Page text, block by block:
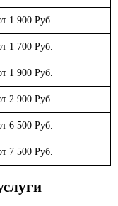
1 900 Руб.
1 700 Руб.
1 900 Руб.
2 900 Руб.
6 500 Руб.
7 500 Руб.